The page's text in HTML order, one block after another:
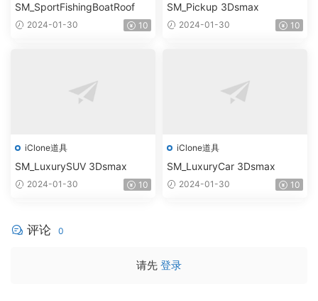
SM_SportFishingBoatRoof
2024-01-30 10
SM_Pickup 3Dsmax
2024-01-30 10
iClone道具
SM_LuxurySUV 3Dsmax
2024-01-30 10
iClone道具
SM_LuxuryCar 3Dsmax
2024-01-30 10
评论 0
请先 登录